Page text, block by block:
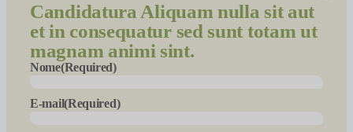
Candidatura Aliquam nulla sit aut
et in consequatur sed sunt totam ut
magnam animi sint.
Nome(Required)
E-mail(Required)